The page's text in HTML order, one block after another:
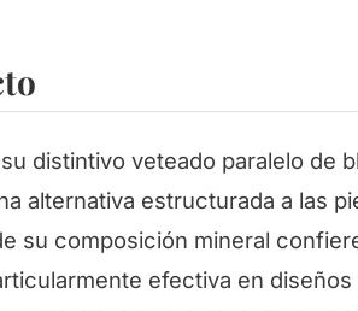
distintivo veteado paralelo de
alternativa estructurada a las
su composición mineral
efectiva en